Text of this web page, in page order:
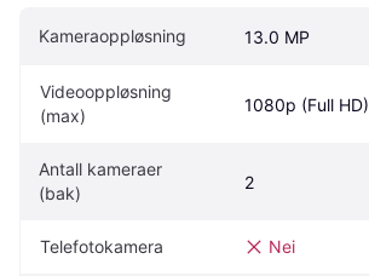
Kameraoppløsning 13.0 MP
Videooppløsning
(max)
1080p (Full HD)
Antall kameraer
(bak)
2
Telefotokamera Nei